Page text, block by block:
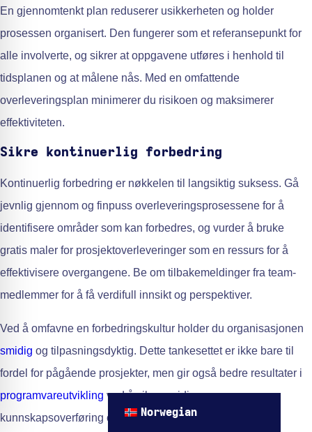
En gjennomtenkt plan reduserer usikkerheten og holder
prosessen organisert. Den fungerer som et referansepunkt for
alle involverte, og sikrer at oppgavene utføres i henhold til
tidsplanen og at målene nås. Med en omfattende
overleveringsplan minimerer du risikoen og maksimerer
effektiviteten.
Sikre kontinuerlig forbedring
Kontinuerlig forbedring er nøkkelen til langsiktig suksess. Gå
jevnlig gjennom og finpuss overleveringsprosessene for å
identifisere områder som kan forbedres, og vurder å bruke
gratis maler for prosjektoverleveringer som en ressurs for å
effektivisere overgangene. Be om tilbakemeldinger fra team-
medlemmer for å få verdifull innsikt og perspektiver.
Ved å omfavne en forbedringskultur holder du organisasjonen
smidig og tilpasningsdyktig. Dette tankesettet er ikke bare til
fordel for pågående prosjekter, men gir også bedre resultater i
programvareutvikling ved å sikre smidigere
kunnskapsoverføring og kontinuitet. Husk at
Norwegian